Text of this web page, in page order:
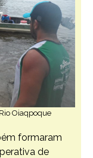
Oiaqpoque
formaram
de